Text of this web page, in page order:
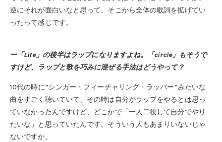
逆にそれが面白いなと思って、そこから全体の歌詞を拡げてい
ったって感じです。
ー「Life」の後半はラップになりますよね。「circle」もそうで
すけど、ラップと歌を巧みに混ぜる手法はどうやって？
10代の時に”シンガー・フィーチャリング・ラッパー”みたいな
曲をすごく聴いていて、その時は自分がラップをやるとは思っ
ていなかったんですけど、どこかで「一人二役して自分でやり
たいな」と思っていたんです。そういう人もあまりいないじゃ
ないですか。